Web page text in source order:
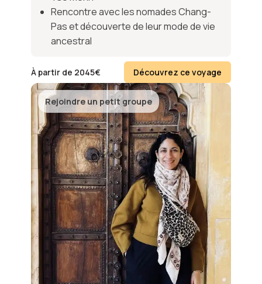
Rencontre avec les nomades Chang-
Pas et découverte de leur mode de vie
ancestral
À partir de 2045€ Découvrez ce voyage
Rejoindre un petit groupe